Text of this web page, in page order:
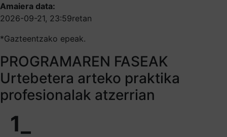
Amaiera data:
2026-09-21, 23:59retan
*Gazteentzako epeak.
PROGRAMAREN FASEAK
Urtebetera arteko praktika
profesionalak atzerrian
1_